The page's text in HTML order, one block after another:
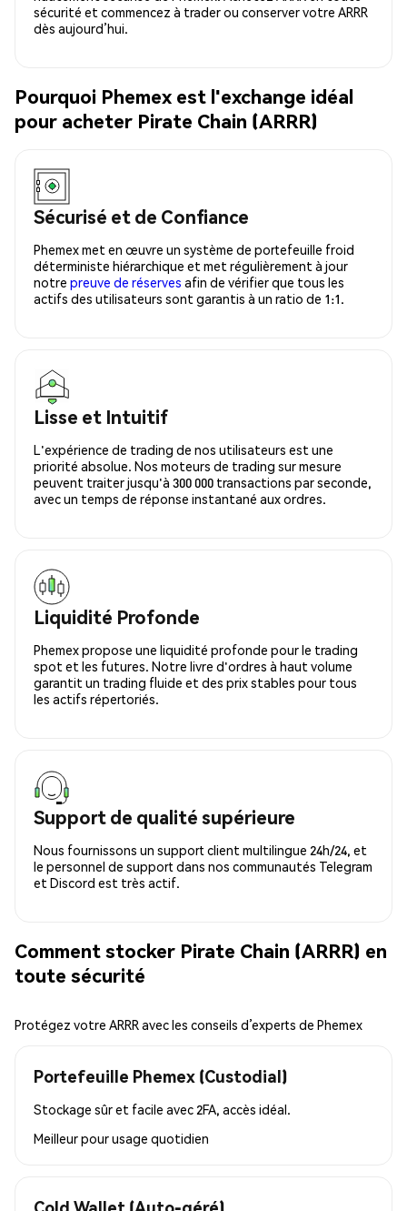
sécurité et commencez à trader ou conserver votre ARRR
dès aujourd’hui.
Pourquoi Phemex est l'exchange idéal
pour acheter Pirate Chain (ARRR)
Sécurisé et de Confiance
Phemex met en œuvre un système de portefeuille froid
déterministe hiérarchique et met régulièrement à jour
notre preuve de réserves afin de vérifier que tous les
actifs des utilisateurs sont garantis à un ratio de 1:1.
Lisse et Intuitif
L'expérience de trading de nos utilisateurs est une
priorité absolue. Nos moteurs de trading sur mesure
peuvent traiter jusqu'à 300 000 transactions par seconde,
avec un temps de réponse instantané aux ordres.
Liquidité Profonde
Phemex propose une liquidité profonde pour le trading
spot et les futures. Notre livre d'ordres à haut volume
garantit un trading fluide et des prix stables pour tous
les actifs répertoriés.
Support de qualité supérieure
Nous fournissons un support client multilingue 24h/24, et
le personnel de support dans nos communautés Telegram
et Discord est très actif.
Comment stocker Pirate Chain (ARRR) en
toute sécurité
Protégez votre ARRR avec les conseils d’experts de Phemex
Portefeuille Phemex (Custodial)
Stockage sûr et facile avec 2FA, accès idéal.
Meilleur pourusage quotidien
Cold Wallet (Auto-géré)